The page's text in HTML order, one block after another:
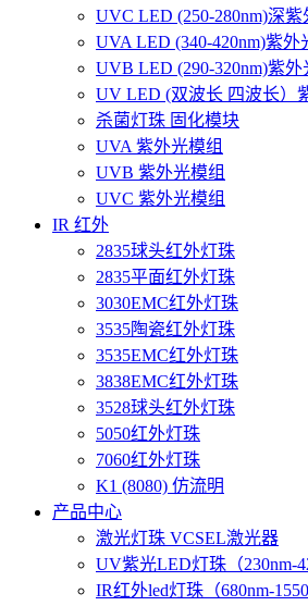
UVC LED (250-280nm)深紫
UVA LED (340-420nm)紫外
UVB LED (290-320nm)紫外
UV LED (双波长 四波长）
杀菌灯珠 固化模块
UVA 紫外光模组
UVB 紫外光模组
UVC 紫外光模组
IR 红外
2835球头红外灯珠
2835平面红外灯珠
3030EMC红外灯珠
3535陶瓷红外灯珠
3535EMC红外灯珠
3838EMC红外灯珠
3528球头红外灯珠
5050红外灯珠
7060红外灯珠
K1 (8080) 仿流明
产品中心
激光灯珠 VCSEL激光器
UV紫光LED灯珠（230nm-
IR红外led灯珠（680nm-